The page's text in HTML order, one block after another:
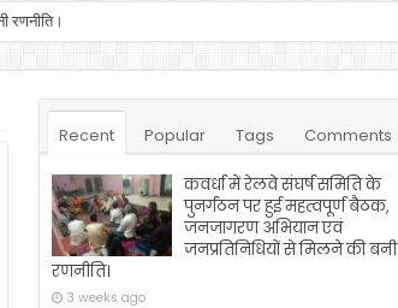
रणनीति।
Recent Popular Tags Comments
कवर्धा में रेलवे संघर्ष समिति के
पुनर्गठन पर हुई महत्वपूर्ण बैठक,
जनजागरण अभियान एवं
जनप्रतिनिधियों से मिलने की बनी
रणनीति।
3 weeks ago